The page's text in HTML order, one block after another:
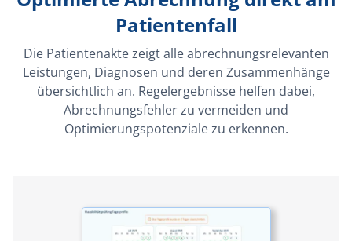
Patientenfall
Die Patientenakte zeigt alle abrechnungsrelevanten
Leistungen, Diagnosen und deren Zusammenhänge
übersichtlich an. Regelergebnisse helfen dabei,
Abrechnungsfehler zu vermeiden und
Optimierungspotenziale zu erkennen.